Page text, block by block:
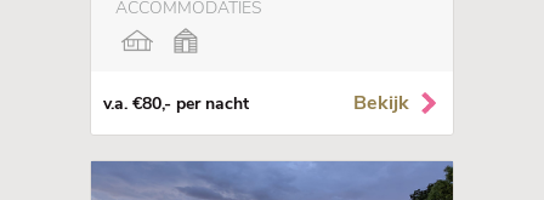
ACCOMMODATIES
v.a. €80,- per nacht Bekijk